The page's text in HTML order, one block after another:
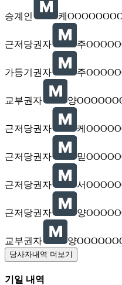
승계인 케
근저당권자 주
가등기권자 주
교부권자 양
근저당권자 케
근저당권자 믿
근저당권자 서
근저당권자 양
교부권자 양
당사자내역 더보기
기일 내역